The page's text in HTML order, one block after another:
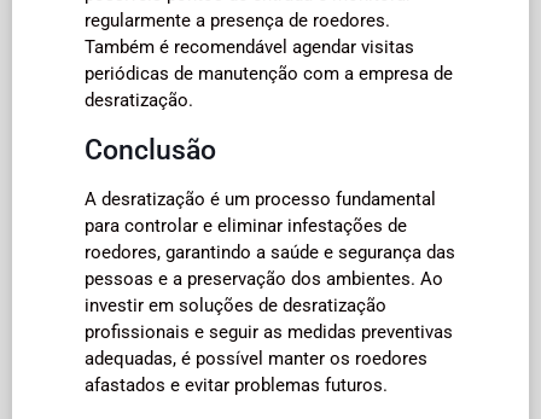
regularmente a presença de roedores.
Também é recomendável agendar visitas
periódicas de manutenção com a empresa de
desratização.
Conclusão
A desratização é um processo fundamental
para controlar e eliminar infestações de
roedores, garantindo a saúde e segurança das
pessoas e a preservação dos ambientes. Ao
investir em soluções de desratização
profissionais e seguir as medidas preventivas
adequadas, é possível manter os roedores
afastados e evitar problemas futuros.